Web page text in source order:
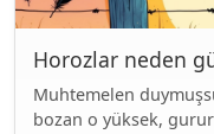
Horozlar neden
Muhtemelen
bozan o yüksek,